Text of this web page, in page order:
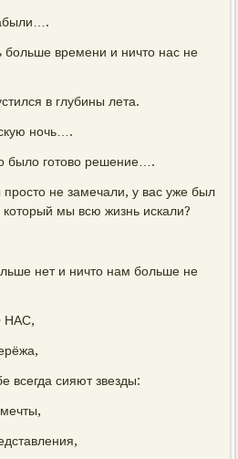
больше времени и ничто нас не
в глубины лета.
ночь….
было готово решение….
не замечали, у вас уже был
который мы всю жизнь искали?
нет и ничто нам больше не
НАС,
всегда сияют звезды: